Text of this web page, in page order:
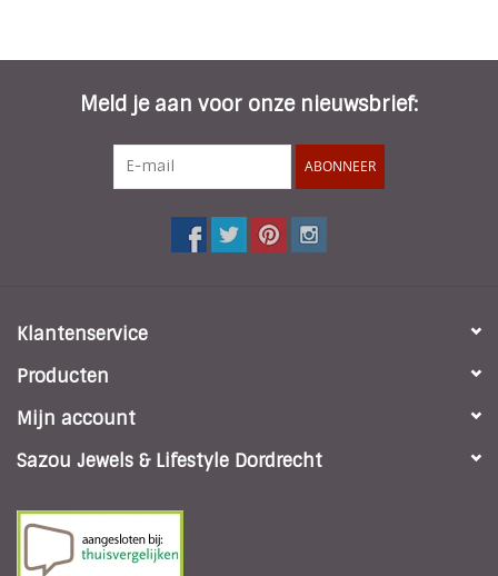
Meld je aan voor onze nieuwsbrief:
ABONNEER
Klantenservice
Producten
Mijn account
Sazou Jewels & Lifestyle Dordrecht